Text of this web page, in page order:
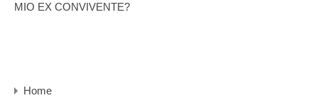
MIO EX CONVIVENTE?
Home